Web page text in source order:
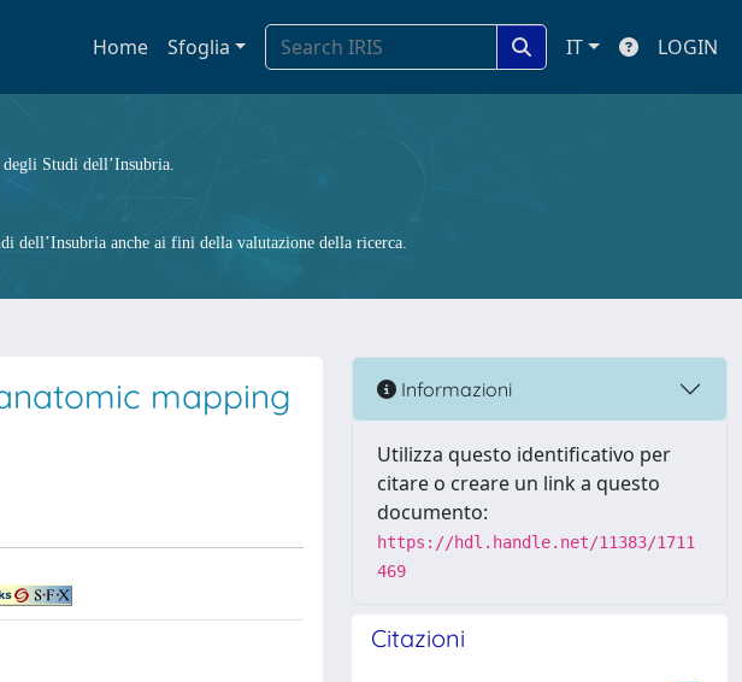
Home Sfoglia IT LOGIN
Studi dell’Insubria.
dell’Insubria anche ai fini della valutazione della ricerca.
mapping
Informazioni
Utilizza questo identificativo per
citare o creare un link a questo
documento:
https://hdl.handle.net/11383/1711
469
Citazioni